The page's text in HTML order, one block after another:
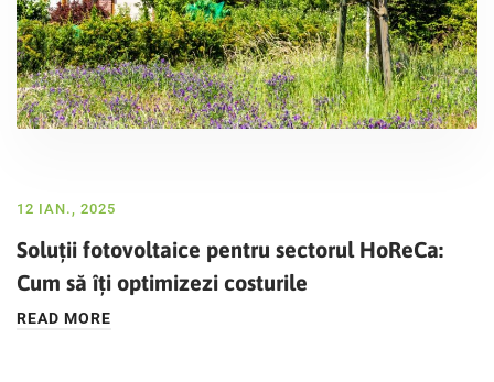
12 IAN., 2025
Soluții fotovoltaice pentru sectorul HoReCa:
Cum să îți optimizezi costurile
READ MORE